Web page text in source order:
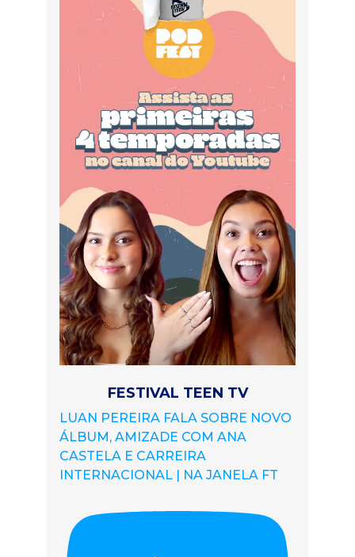
FESTIVAL TEEN TV
LUAN PEREIRA FALA SOBRE NOVO
ÁLBUM, AMIZADE COM ANA
CASTELA E CARREIRA
INTERNACIONAL | NA JANELA FT